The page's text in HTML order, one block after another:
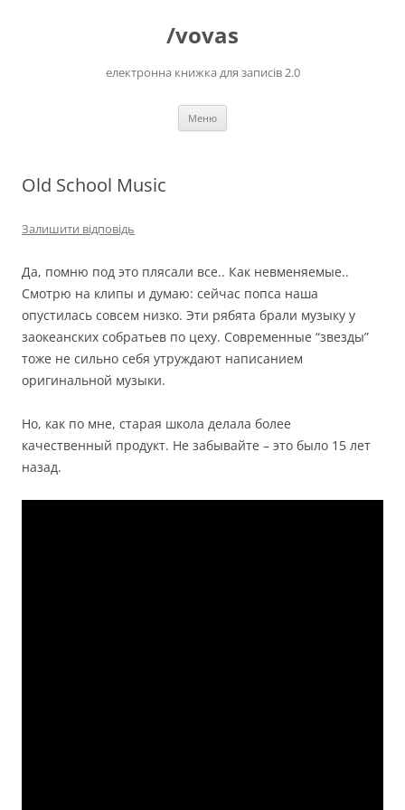
/vovas
електронна книжка для записів 2.0
Меню
Old School Music
Залишити відповідь
Да, помню под это плясали все.. Как невменяемые..
Смотрю на клипы и думаю: сейчас попса наша
опустилась совсем низко. Эти рябята брали музыку у
заокеанских собратьев по цеху. Современные “звезды”
тоже не сильно себя утруждают написанием
оригинальной музыки.
Но, как по мне, старая школа делала более
качественный продукт. Не забывайте – это было 15 лет
назад.